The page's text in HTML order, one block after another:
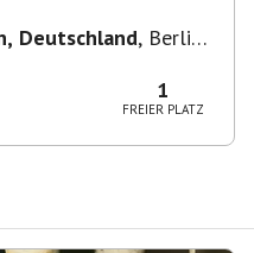
Deutschland, Berlin-
1
FREIER PLATZ